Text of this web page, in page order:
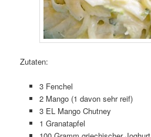
Zutaten:
3 Fenchel
2 Mango (1 davon sehr reif)
3 EL Mango Chutney
1 Granatapfel